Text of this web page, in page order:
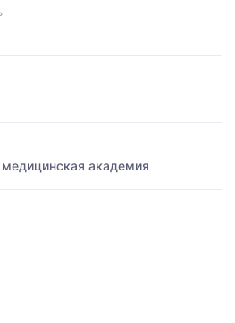
академия